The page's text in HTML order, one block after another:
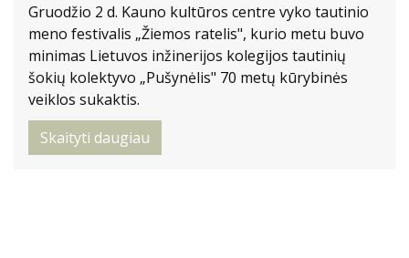
Gruodžio 2 d. Kauno kultūros centre vyko tautinio
meno festivalis „Žiemos ratelis", kurio metu buvo
minimas Lietuvos inžinerijos kolegijos tautinių
šokių kolektyvo „Pušynėlis" 70 metų kūrybinės
veiklos sukaktis.
Skaityti daugiau